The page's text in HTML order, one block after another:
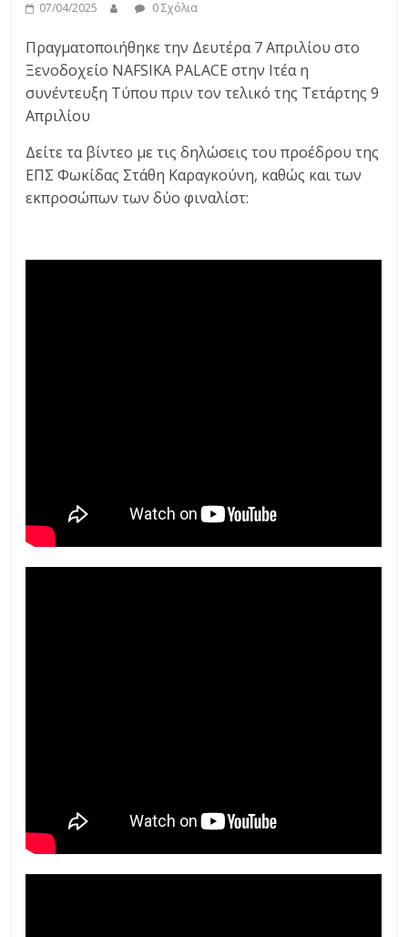
07/04/2025 0 Σχόλια
Πραγματοποιήθηκε την Δευτέρα 7 Απριλίου στο
Ξενοδοχείο NAFSIKA PALACE στην Ιτέα η
συνέντευξη Τύπου πριν τον τελικό της Τετάρτης 9
Απριλίου
Δείτε τα βίντεο με τις δηλώσεις του προέδρου της
ΕΠΣ Φωκίδας Στάθη Καραγκούνη, καθώς και των
εκπροσώπων των δύο φιναλίστ: